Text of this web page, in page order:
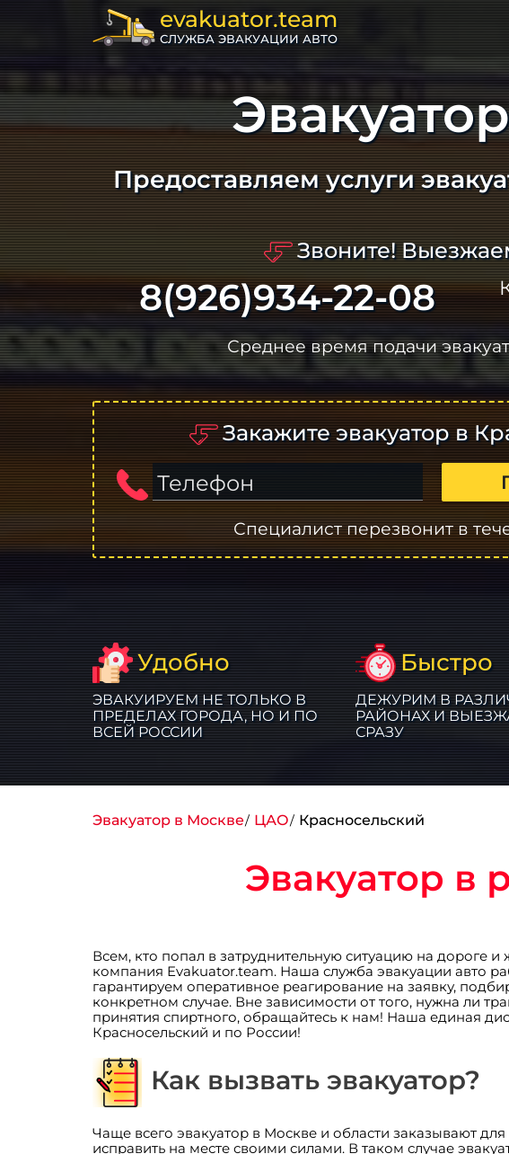
evakuator.team
СЛУЖБА ЭВАКУАЦИИ АВТО
Предоставляем услуги
Звоните!
8(926)934-22-08
Среднее время подачи
Закажите эвакуатор в
Телефон
Специалист перезвонит в
Удобно
ЭВАКУИРУЕМ НЕ ТОЛЬКО В
ПРЕДЕЛАХ ГОРОДА, НО И ПО
ВСЕЙ РОССИИ
Быстро
ДЕЖУРИМ В
РАЙОНАХ И
СРАЗУ
Эвакуатор в Москве ЦАО Красносельский
Эвакуатор в
Всем, кто попал в затруднительную ситуацию на дороге и
компания Evakuator.team. Наша служба эвакуации авто
гарантируем оперативное реагирование на заявку,
конкретном случае. Вне зависимости от того, нужна ли
принятия спиртного, обращайтесь к нам! Наша единая
Красносельский и по России!
Как вызвать эвакуатор?
Чаще всего эвакуатор в Москве и области заказывают
исправить на месте своими силами. В таком случае